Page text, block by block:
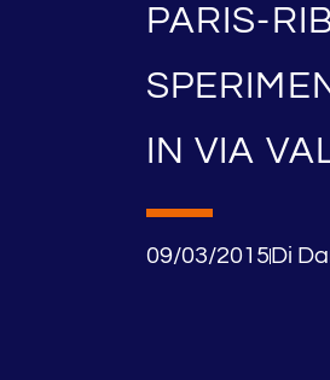
PARIS-
IN VIA
09/03/2015Di